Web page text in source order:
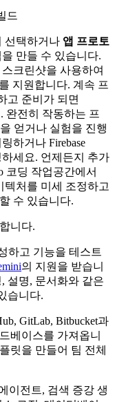
드
선택하거나 앱 프로토
만들 수 있습니다.
크린샷을 사용하여
지원합니다. 계속 프
고 준비가 되면
완전히 작동하는 프
얻거나 실험을 진행
하거나 Firebase
세요. 언제든지 추가
코딩 작업공간에서
텍처를 미세 조정하고
수 있습니다.
니다.
하고 기능을 테스트
의 지원을 받습니
설명, 문서화와 같은
습니다.
GitLab, Bitbucket과
베이스를 가져옵니
릿을 만들어 팀 전체
이전트, 검색 증강 생